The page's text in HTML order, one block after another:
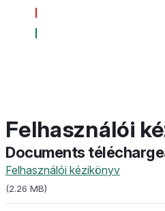
Felhasználói
Documents
Felhasználói kézikönyv
(2.26 MB)